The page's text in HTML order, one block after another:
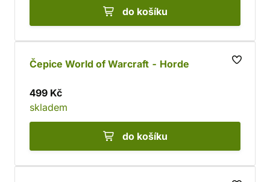
do košíku
Čepice World of Warcraft - Horde
499 Kč
skladem
do košíku